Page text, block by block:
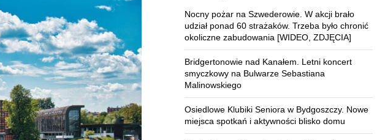
Nocny pożar na Szwederowie. W akcji brało
udział ponad 60 strażaków. Trzeba było chronić
okoliczne zabudowania [WIDEO, ZDJĘCIA]
Bridgertonowie nad Kanałem. Letni koncert
smyczkowy na Bulwarze Sebastiana
Malinowskiego
Osiedlowe Klubiki Seniora w Bydgoszczy. Nowe
miejsca spotkań i aktywności blisko domu